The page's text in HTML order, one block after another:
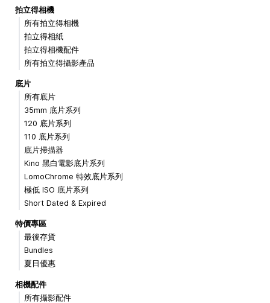
拍立得相機
所有拍立得相機
拍立得相紙
拍立得相機配件
所有拍立得攝影產品
底片
所有底片
35mm 底片系列
120 底片系列
110 底片系列
底片掃描器
Kino 黑白電影底片系列
LomoChrome 特效底片系列
極低 ISO 底片系列
Short Dated & Expired
特價專區
最後存貨
Bundles
夏日優惠
相機配件
所有攝影配件